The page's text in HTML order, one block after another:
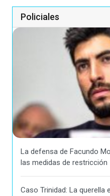
Policiales
La defensa de Facundo
las medidas de restricción
Caso Trinidad: La